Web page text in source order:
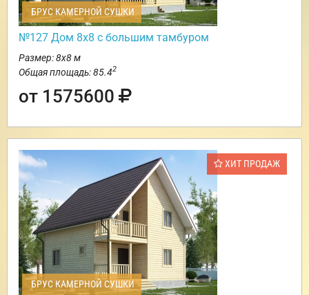
БРУС КАМЕРНОЙ СУШКИ
№127 Дом 8х8 с большим тамбуром
Размер: 8х8 м
Общая площадь: 85.42
от 1575600
ХИТ ПРОДАЖ
БРУС КАМЕРНОЙ СУШКИ